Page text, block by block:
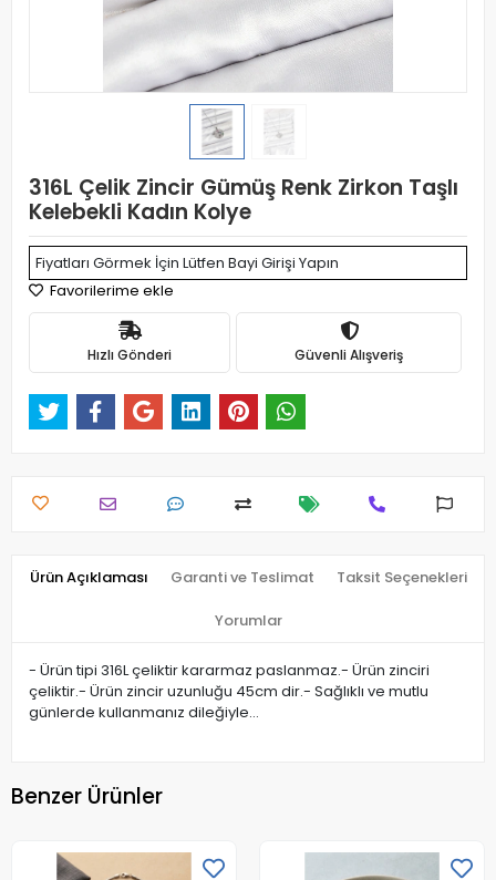
316L Çelik Zincir Gümüş Renk Zirkon Taşlı
Kelebekli Kadın Kolye
Fiyatları Görmek İçin Lütfen Bayi Girişi Yapın
Favorilerime ekle
Hızlı Gönderi Güvenli Alışveriş
Ürün Açıklaması Garanti ve Teslimat Taksit Seçenekleri
Yorumlar
- Ürün tipi 316L çeliktir kararmaz paslanmaz.- Ürün zinciri
çeliktir.- Ürün zincir uzunluğu 45cm dir.- Sağlıklı ve mutlu
günlerde kullanmanız dileğiyle…
Benzer Ürünler